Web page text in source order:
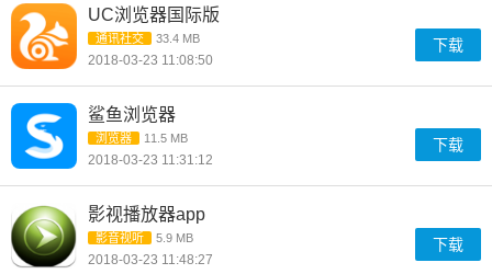
UC浏览器国际版
通讯社交 33.4 MB
2018-03-23 11:08:50
下载
鲨鱼浏览器
浏览器 11.5 MB
2018-03-23 11:31:12
下载
影视播放器app
影音视听 5.9 MB
2018-03-23 11:48:27
下载